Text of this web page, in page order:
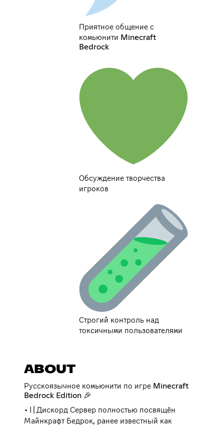
Приятное общение с
комьюнити Minecraft
Bedrock
Обсуждение творчества
игроков
Строгий контроль над
токсичными пользователями
ABOUT
Русскоязычное комьюнити по игре Minecraft
Bedrock Edition 🎉
•〢Дискорд Сервер полностью посвящён
Майнкрафт Бедрок, ранее известный как